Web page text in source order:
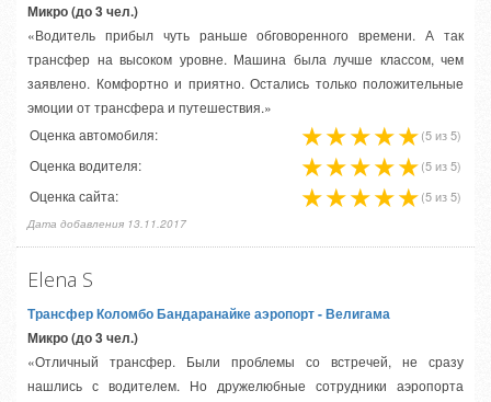
Микро (до 3 чел.)
«Водитель прибыл чуть раньше обговоренного времени. А так
трансфер на высоком уровне. Машина была лучше классом, чем
заявлено. Комфортно и приятно. Остались только положительные
эмоции от трансфера и путешествия.»
Оценка автомобиля:
(5 из 5)
Оценка водителя: (5 из 5)
Оценка сайта: (5 из 5)
Дата добавления 13.11.2017
Elena S
Трансфер Коломбо Бандаранайке аэропорт- Велигама
Микро (до 3 чел.)
«Отличный трансфер. Были проблемы со встречей, не сразу
нашлись с водителем. Но дружелюбные сотрудники аэропорта